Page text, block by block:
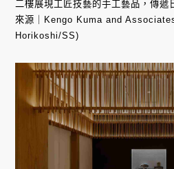
二樓展現工匠技藝的手工藝品，傳遞
來源｜Kengo Kuma and
Horikoshi/SS)